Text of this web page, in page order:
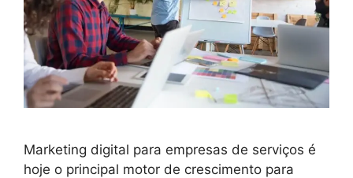
Marketing digital para empresas de serviços é
hoje o principal motor de crescimento para